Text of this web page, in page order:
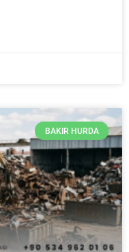
BAKIR HURDA